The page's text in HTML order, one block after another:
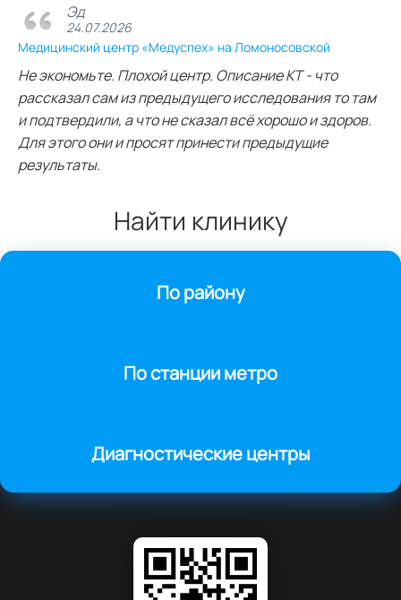
Эд
24.07.2026
Медицинский центр «Медуспех» на Ломоносовской
Не экономьте. Плохой центр. Описание КТ - что
рассказал сам из предыдущего исследования то там
и подтвердили, а что не сказал всё хорошо и здоров.
Для этого они и просят принести предыдущие
результаты.
Найти клинику
По району
По станции метро
Диагностические центры